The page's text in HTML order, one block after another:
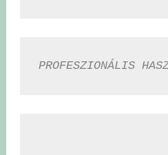
PROFESZIONÁLIS